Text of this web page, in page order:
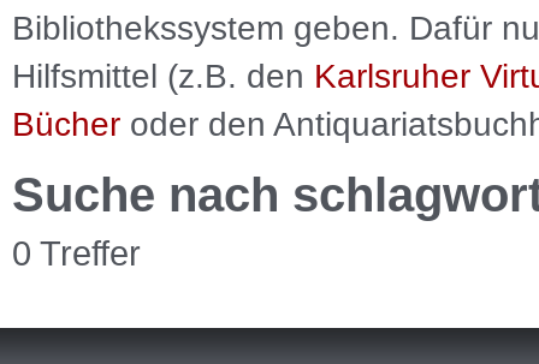
Bibliothekssystem geben. Dafür
Hilfsmittel (z.B. den Karlsruher
Bücher oder den
Suche nach
0 Treffer